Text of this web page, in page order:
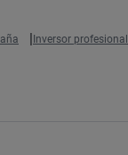
Inversor profesional